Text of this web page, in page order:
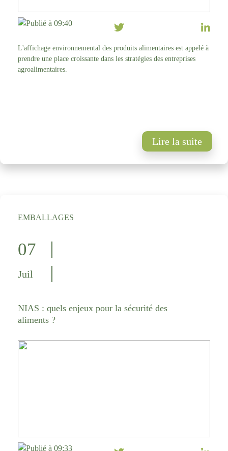
Publié à 09:40
L'affichage environnemental des produits alimentaires est appelé à
prendre une place croissante dans les stratégies des entreprises
agroalimentaires.
Lire la suite
EMBALLAGES
07
Juil
NIAS : quels enjeux pour la sécurité des
aliments ?
Publié à 09:33